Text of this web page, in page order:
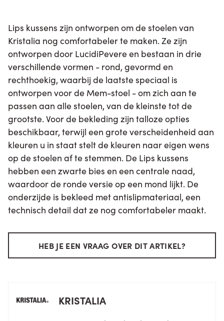
Lips kussens zijn ontworpen om de stoelen van
Kristalia nog comfortabeler te maken. Ze zijn
ontworpen door LucidiPevere en bestaan in drie
verschillende vormen - rond, gevormd en
rechthoekig, waarbij de laatste speciaal is
ontworpen voor de Mem-stoel - om zich aan te
passen aan alle stoelen, van de kleinste tot de
grootste. Voor de bekleding zijn talloze opties
beschikbaar, terwijl een grote verscheidenheid aan
kleuren u in staat stelt de kleuren naar eigen wens
op de stoelen af te stemmen. De Lips kussens
hebben een zwarte bies en een centrale naad,
waardoor de ronde versie op een mond lijkt. De
onderzijde is bekleed met antislipmateriaal, een
technisch detail dat ze nog comfortabeler maakt.
HEB JE EEN VRAAG OVER DIT ARTIKEL?
KRISTALIA